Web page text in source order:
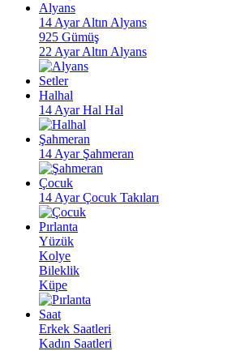
Alyans
14 Ayar Altın Alyans
925 Gümüş
22 Ayar Altın Alyans
Setler
Halhal
14 Ayar Hal Hal
Şahmeran
14 Ayar Şahmeran
Çocuk
14 Ayar Çocuk Takıları
Pırlanta
Yüzük
Kolye
Bileklik
Küpe
Saat
Erkek Saatleri
Kadın Saatleri